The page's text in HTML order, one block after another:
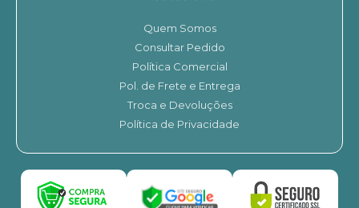
Quem Somos
Consultar Pedido
Política Comercial
Pol. de Frete e Entrega
Troca e Devoluções
Política de Privacidade